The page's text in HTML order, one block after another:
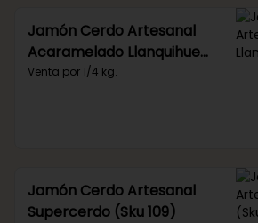
Jamón Cerdo Artesanal
Acaramelado Llanquihue
(Sku 180)
Venta por 1/4 kg.
Jamón Cerdo Artesanal
Supercerdo (Sku 109)